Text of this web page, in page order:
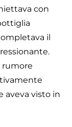
con
il
rumore
aveva visto in